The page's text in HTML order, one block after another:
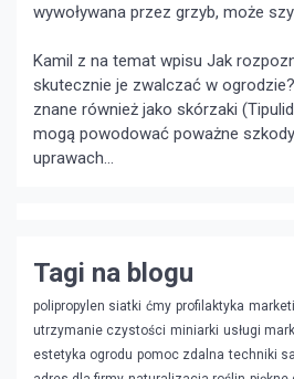
wywoływana przez grzyb, może
Kamil z na temat wpisu Jak
skutecznie je zwalczać w ogrodzie?
znane również jako skórzaki
mogą powodować poważne
uprawach...
Tagi na blogu
polipropylen siatki ćmy profilaktyka
utrzymanie czystości miniarki usługi
estetyka ogrodu pomoc zdalna techniki